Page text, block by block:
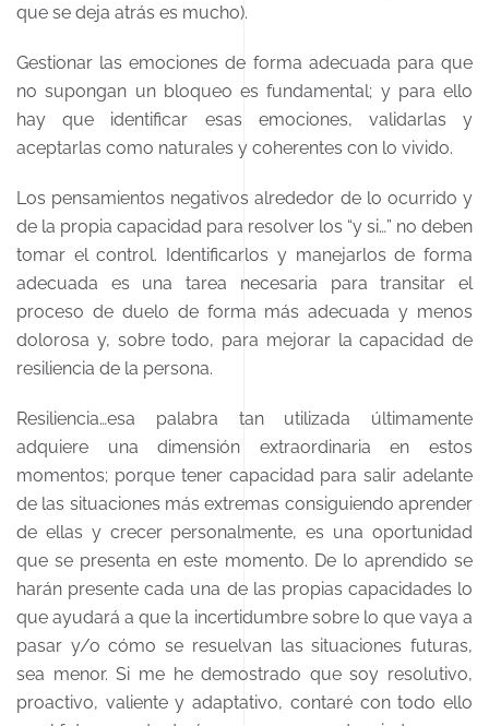
que se deja atrás es mucho).
Gestionar las emociones de forma adecuada para que
no supongan un bloqueo es fundamental; y para ello
hay que identificar esas emociones, validarlas y
aceptarlas como naturales y coherentes con lo vivido.
Los pensamientos negativos alrededor de lo ocurrido y
de la propia capacidad para resolver los “y si…” no deben
tomar el control. Identificarlos y manejarlos de forma
adecuada es una tarea necesaria para transitar el
proceso de duelo de forma más adecuada y menos
dolorosa y, sobre todo, para mejorar la capacidad de
resiliencia de la persona.
Resiliencia…esa palabra tan utilizada últimamente
adquiere una dimensión extraordinaria en estos
momentos; porque tener capacidad para salir adelante
de las situaciones más extremas consiguiendo aprender
de ellas y crecer personalmente, es una oportunidad
que se presenta en este momento. De lo aprendido se
harán presente cada una de las propias capacidades lo
que ayudará a que la incertidumbre sobre lo que vaya a
pasar y/o cómo se resuelvan las situaciones futuras,
sea menor. Si me he demostrado que soy resolutivo,
proactivo, valiente y adaptativo, contaré con todo ello